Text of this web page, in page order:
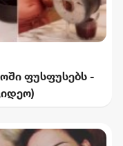
ფუსფუსებს -